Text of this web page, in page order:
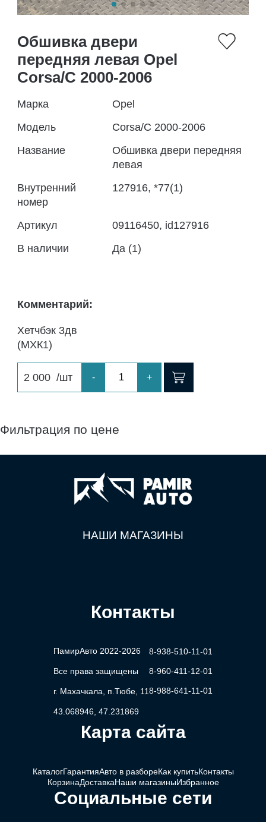
Обшивка двери
передняя левая Opel
Corsa/C 2000-2006
Марка
Opel
Модель
Corsa/C 2000-2006
Название
Обшивка двери передняя
левая
Внутренний
номер
127916, *77(1)
Артикул
09116450, id127916
В наличии
Да (1)
Комментарий:
Хетчбэк 3дв
(МХК1)
2 000 /шт - +
Фильтрация по цене
НАШИ МАГАЗИНЫ
Контакты
ПамирАвто 2022-2026
Все права защищены
г. Махачкала, п.Тюбе, 11
43.068946, 47.231869
8-938-510-11-01
8-960-411-12-01
8-988-641-11-01
Карта сайта
КаталогГарантияАвто в разбореКак купитьКонтакты
КорзинаДоставкаНаши магазиныИзбранное
Социальные сети